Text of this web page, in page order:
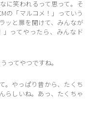
に笑われるって思って。そ
の「マルコメ！」っていう
ッと扉を開けて、みんなが
ってやったら、みんなド
ってやつですね。
。やっぱり昔から、たくち
らしいね。あっ、たくちゃ